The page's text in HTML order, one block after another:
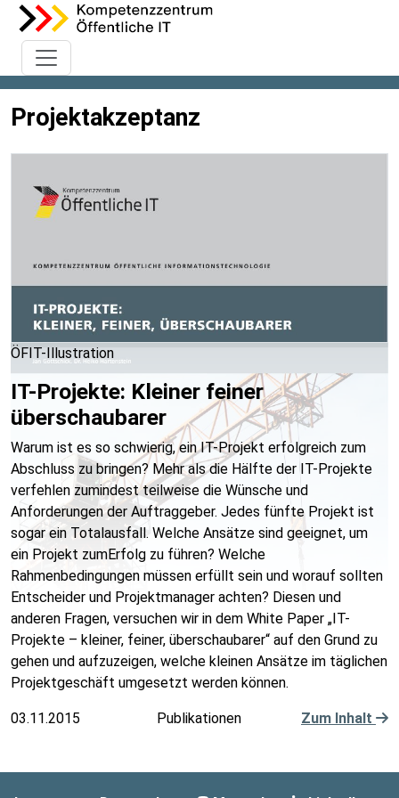
Projektakzeptanz
ÖFIT-Illustration
IT-Projekte: Kleiner feiner
überschaubarer
Warum ist es so schwierig, ein IT-Projekt erfolgreich zum
Abschluss zu bringen? Mehr als die Hälfte der IT-Projekte
verfehlen zumindest teilweise die Wünsche und
Anforderungen der Auftraggeber. Jedes fünfte Projekt ist
sogar ein Totalausfall. Welche Ansätze sind geeignet, um
ein Projekt zumErfolg zu führen? Welche
Rahmenbedingungen müssen erfüllt sein und worauf sollten
Entscheider und Projektmanager achten? Diesen und
anderen Fragen, versuchen wir in dem White Paper „IT-
Projekte – kleiner, feiner, überschaubarer“ auf den Grund zu
gehen und aufzuzeigen, welche kleinen Ansätze im täglichen
Projektgeschäft umgesetzt werden können.
03.11.2015 Publikationen Zum Inhalt